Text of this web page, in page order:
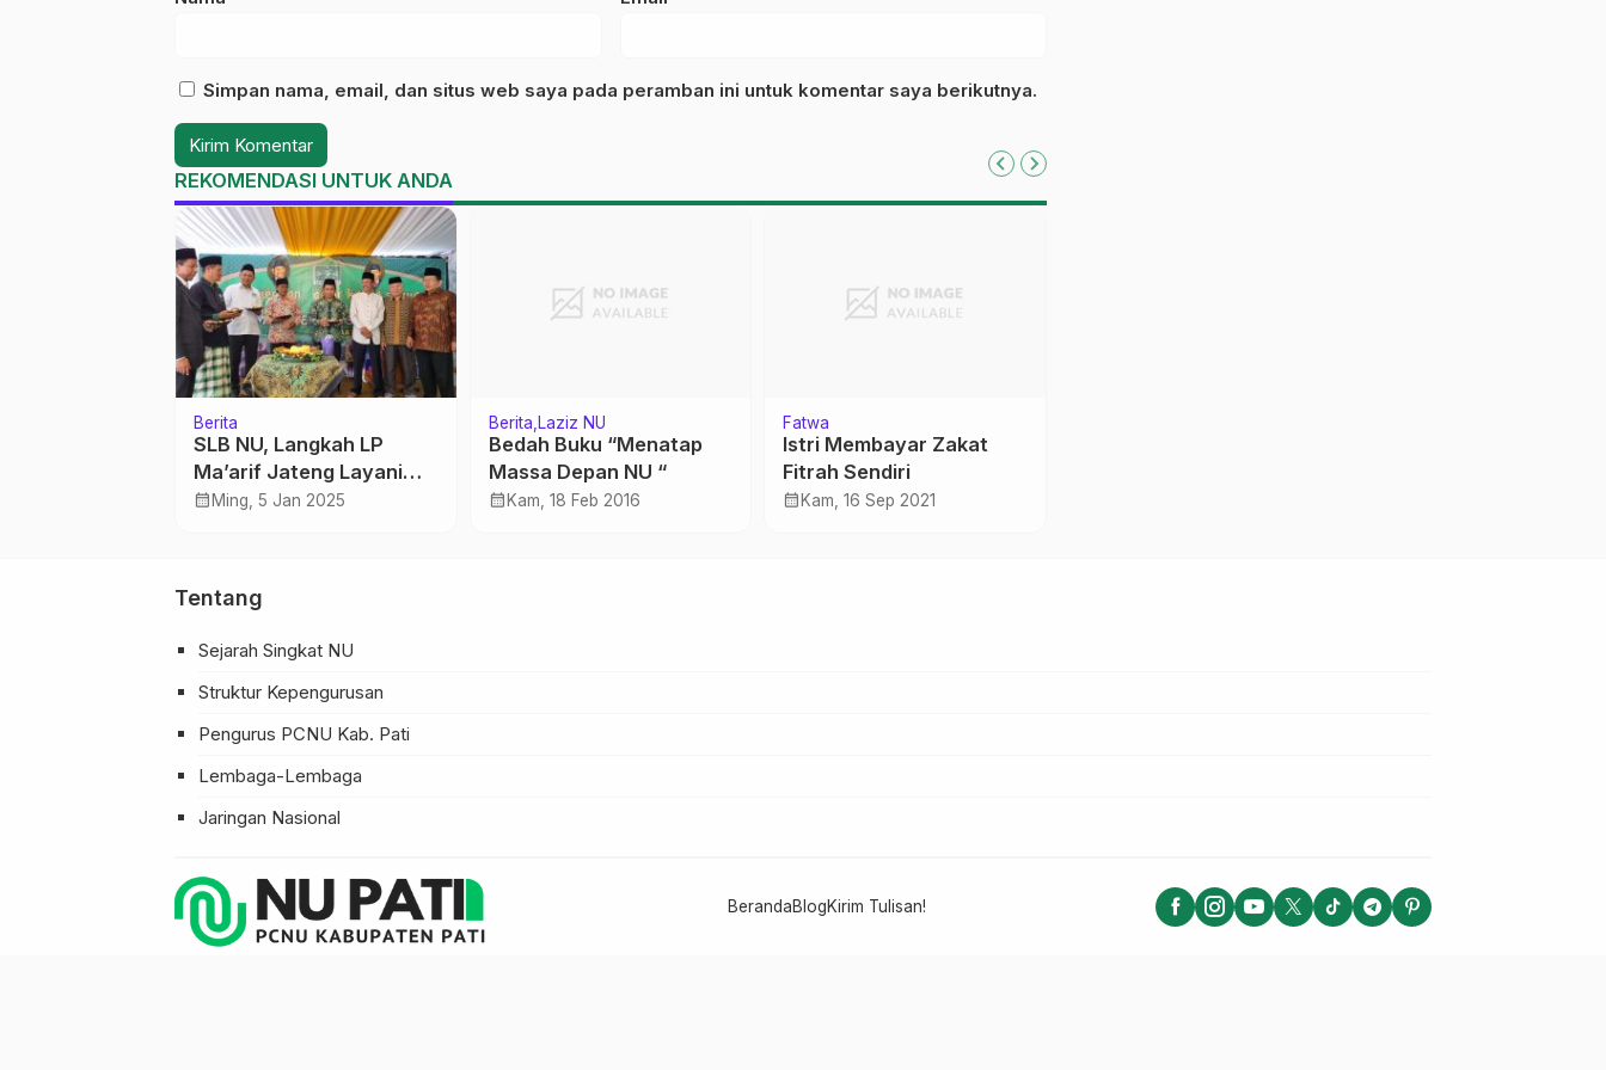
Simpan nama, email, dan situs web saya pada peramban ini untuk komentar saya berikutnya.
REKOMENDASI UNTUK ANDA
Berita
SLB NU, Langkah LP
Ma’arif Jateng Layani
Anak Berkebutuhan
calendar_month Ming, 5 Jan 2025
Berita Laziz NU
Bedah Buku “Menatap
Massa Depan NU “
calendar_month Kam, 18 Feb 2016
Fatwa
Istri Membayar Zakat
Fitrah Sendiri
calendar_monthKam, 16 Sep 2021
Tentang
Sejarah Singkat NU
Struktur Kepengurusan
Pengurus PCNU Kab. Pati
Lembaga-Lembaga
Jaringan Nasional
BerandaBlogKirim Tulisan!